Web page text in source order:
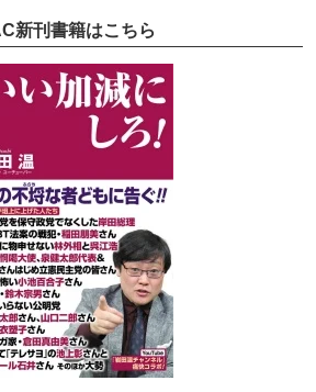
新刊書籍はこちら